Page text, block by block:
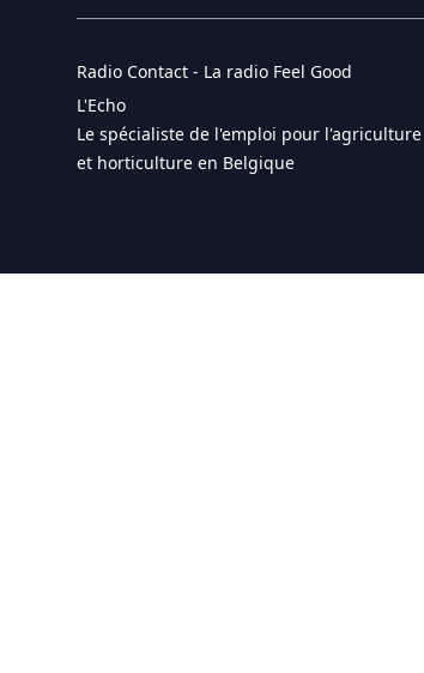
Radio Contact - La radio Feel Good
L'Echo
Le spécialiste de l'emploi pour l'agriculture
et horticulture en Belgique